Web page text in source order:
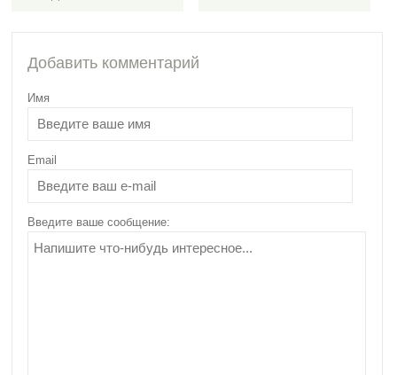
Полезные свойства и
противопоказания
гречишного меда –
актуальная
информация!
Добавить комментарий
Имя
Email
Введите ваше сообщение: